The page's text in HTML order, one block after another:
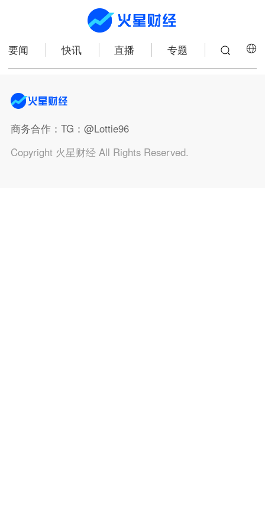
要闻 快讯 直播 专题
商务合作：TG：@Lottie96
Copyright 火星财经 All Rights Reserved.